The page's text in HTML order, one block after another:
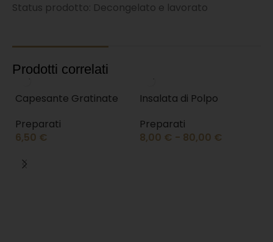
Status prodotto: Decongelato e lavorato
Prodotti correlati
Capesante Gratinate
Preparati
6,50 €
Insalata di Polpo
Preparati
8,00 € - 80,00 €